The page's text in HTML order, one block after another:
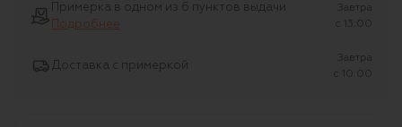
Примерка в одном из 6 пунктов выдачи
Подробнее
Завтра
c 13:00
Доставка с примеркой
Завтра
c 10:00